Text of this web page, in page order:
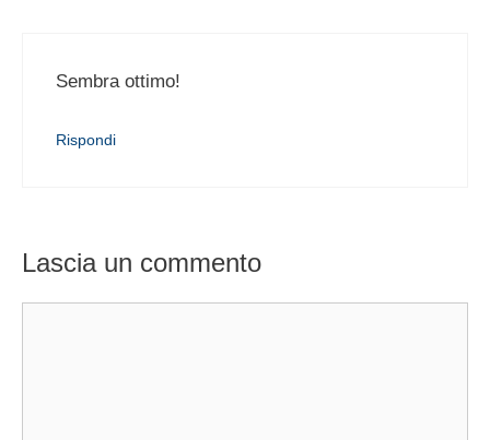
Sembra ottimo!
Rispondi
Lascia un commento